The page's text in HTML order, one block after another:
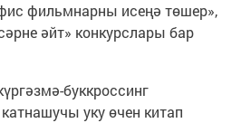
фильмнарны исеңә төшер»,
әйт» конкурслары бар
буккроссинг
уку өчен китап